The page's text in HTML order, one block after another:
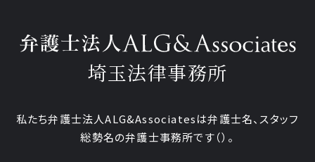
埼玉法律事務所
私たち弁護士法人ALG&Associatesは弁護士名、 スタッフ
総勢名の弁護士事務所です（）。